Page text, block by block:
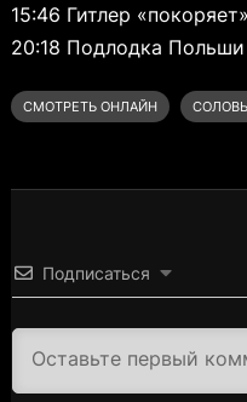
15:46 Гитлер
20:18 Подлодка
СМОТРЕТЬ ОНЛАЙН
Подписаться